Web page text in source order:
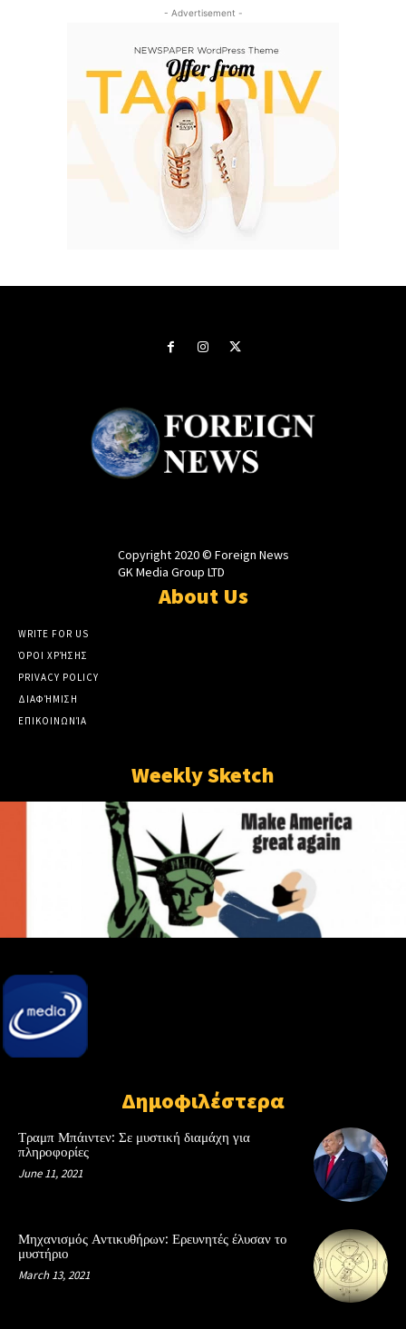
- Advertisement -
Copyright 2020 © Foreign News
GK Media Group LTD
About Us
WRITE FOR US
ΌΡΟΙ ΧΡΉΣΗΣ
PRIVACY POLICY
ΔΙΑΦΉΜΙΣΗ
ΕΠΙΚΟΙΝΩΝΊΑ
Weekly Sketch
Δημοφιλέστερα
Τραμπ Μπάιντεν: Σε μυστική διαμάχη για
πληροφορίες
June 11, 2021
Μηχανισμός Αντικυθήρων: Ερευνητές έλυσαν το
μυστήριο
March 13, 2021